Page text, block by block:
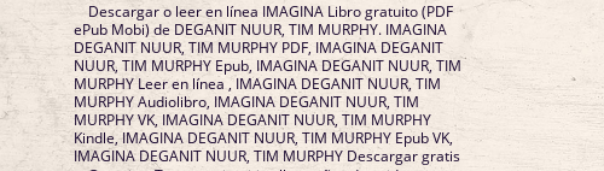
Descargar o leer en línea IMAGINA Libro gratuito (PDF
ePub Mobi) de DEGANIT NUUR, TIM MURPHY. IMAGINA
DEGANIT NUUR, TIM MURPHY PDF, IMAGINA DEGANIT
NUUR, TIM MURPHY Epub, IMAGINA DEGANIT NUUR, TIM
MURPHY Leer en línea , IMAGINA DEGANIT NUUR, TIM
MURPHY Audiolibro, IMAGINA DEGANIT NUUR, TIM
MURPHY VK, IMAGINA DEGANIT NUUR, TIM MURPHY
Kindle, IMAGINA DEGANIT NUUR, TIM MURPHY Epub VK,
IMAGINA DEGANIT NUUR, TIM MURPHY Descargar gratis